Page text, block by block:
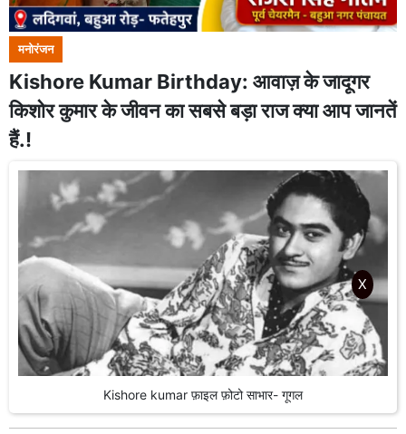
मनोरंजन
Kishore Kumar Birthday: आवाज़ के जादूगर
किशोर कुमार के जीवन का सबसे बड़ा राज क्या आप जानतें
हैं.!
Kishore kumar फ़ाइल फ़ोटो साभार- गूगल
X